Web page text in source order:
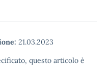
21.03.2023
questo articolo è